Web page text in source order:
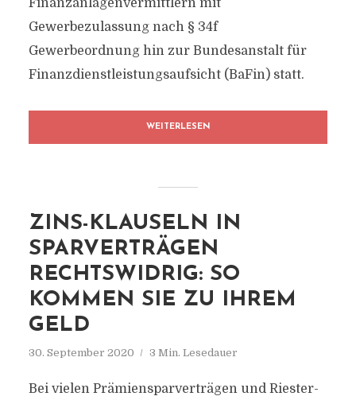
Finanzanlagenvermittlern mit
Gewerbezulassung nach § 34f
Gewerbeordnung hin zur Bundesanstalt für
Finanzdienstleistungsaufsicht (BaFin) statt.
WEITERLESEN
ZINS-KLAUSELN IN
SPARVERTRÄGEN
RECHTSWIDRIG: SO
KOMMEN SIE ZU IHREM
GELD
30. September 2020 3 Min. Lesedauer
Bei vielen Prämiensparverträgen und Riester-